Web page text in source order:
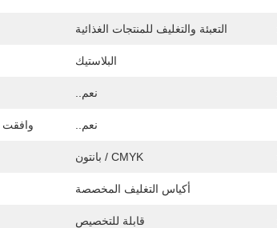
التعبئة والتغليف للمنتجات الغذائية
البلاستيك
نعم..
نعم.. وافقت
CMYK / بانتون
أكياس التغليف المخصصة
قابلة للتخصيص